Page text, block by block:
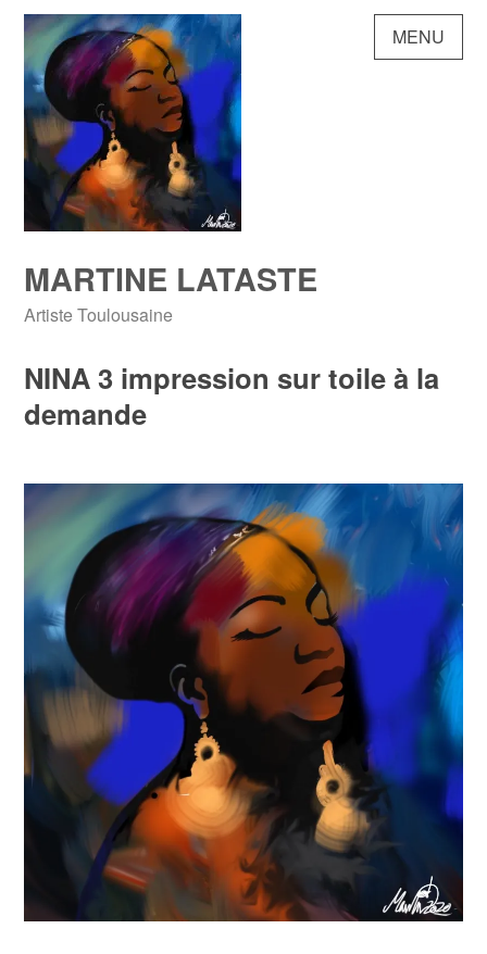
Skip
content
MARTINE LATASTE
Artiste Toulousaine
MENU
NINA 3 impression sur toile à la
demande